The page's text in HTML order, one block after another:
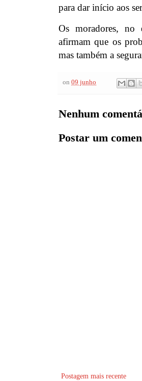
para dar início aos
Os moradores, no
afirmam que os
mas também a
on 09 junho
Nenhum
Postar um
Postagem mais recente